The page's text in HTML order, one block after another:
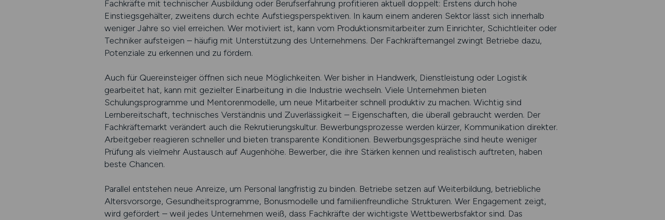
Fachkräfte mit technischer Ausbildung oder Berufserfahrung profitieren aktuell doppelt: Erstens durch hohe
Einstiegsgehälter, zweitens durch echte Aufstiegsperspektiven. In kaum einem anderen Sektor lässt sich innerhalb
weniger Jahre so viel erreichen. Wer motiviert ist, kann vom Produktionsmitarbeiter zum Einrichter, Schichtleiter oder
Techniker aufsteigen – häufig mit Unterstützung des Unternehmens. Der Fachkräftemangel zwingt Betriebe dazu,
Potenziale zu erkennen und zu fördern.
Auch für Quereinsteiger öffnen sich neue Möglichkeiten. Wer bisher in Handwerk, Dienstleistung oder Logistik
gearbeitet hat, kann mit gezielter Einarbeitung in die Industrie wechseln. Viele Unternehmen bieten
Schulungsprogramme und Mentorenmodelle, um neue Mitarbeiter schnell produktiv zu machen. Wichtig sind
Lernbereitschaft, technisches Verständnis und Zuverlässigkeit – Eigenschaften, die überall gebraucht werden. Der
Fachkräftemarkt verändert auch die Rekrutierungskultur. Bewerbungsprozesse werden kürzer, Kommunikation direkter.
Arbeitgeber reagieren schneller und bieten transparente Konditionen. Bewerbungsgespräche sind heute weniger
Prüfung als vielmehr Austausch auf Augenhöhe. Bewerber, die ihre Stärken kennen und realistisch auftreten, haben
beste Chancen.
Parallel entstehen neue Anreize, um Personal langfristig zu binden. Betriebe setzen auf Weiterbildung, betriebliche
Altersvorsorge, Gesundheitsprogramme, Bonusmodelle und familienfreundliche Strukturen. Wer Engagement zeigt,
wird gefördert – weil jedes Unternehmen weiß, dass Fachkräfte der wichtigste Wettbewerbsfaktor sind. Das